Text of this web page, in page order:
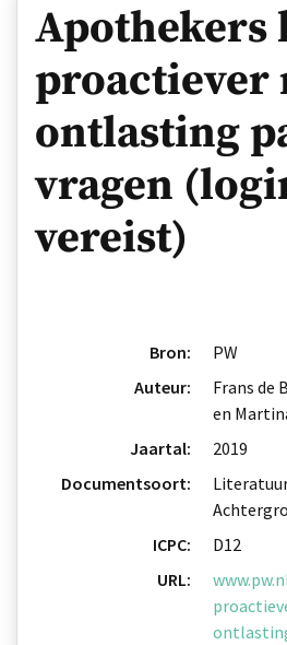
Apothekers
proactiever
ontlasting
vragen
vereist)
Bron:
PW
Auteur:
Frans de
en
Jaartal:
2019
Documentsoort:
ICPC:
D12
URL: